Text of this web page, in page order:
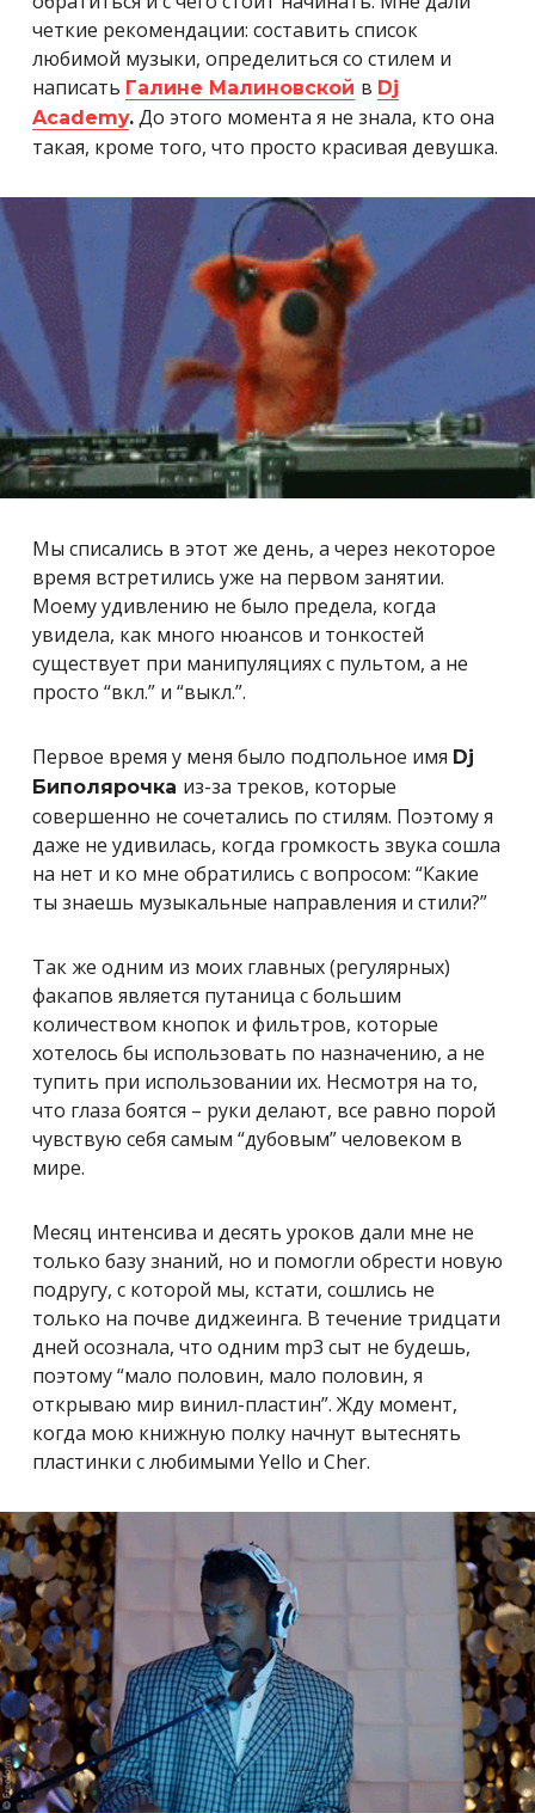
четкие рекомендации: составить список
любимой музыки, определиться со стилем и
написать Галине Малиновской в Dj
Academy. До этого момента я не знала, кто она
такая, кроме того, что просто красивая девушка.
Мы списались в этот же день, а через некоторое
время встретились уже на первом занятии.
Моему удивлению не было предела, когда
увидела, как много нюансов и тонкостей
существует при манипуляциях с пультом, а не
просто “вкл.” и “выкл.”.
Первое время у меня было подпольное имя Dj
Биполярочка из-за треков, которые
совершенно не сочетались по стилям. Поэтому я
даже не удивилась, когда громкость звука сошла
на нет и ко мне обратились с вопросом: “Какие
ты знаешь музыкальные направления и стили?”
Так же одним из моих главных (регулярных)
факапов является путаница с большим
количеством кнопок и фильтров, которые
хотелось бы использовать по назначению, а не
тупить при использовании их. Несмотря на то,
что глаза боятся – руки делают, все равно порой
чувствую себя самым “дубовым” человеком в
мире.
Месяц интенсива и десять уроков дали мне не
только базу знаний, но и помогли обрести новую
подругу, с которой мы, кстати, сошлись не
только на почве диджеинга. В течение тридцати
дней осознала, что одним mp3 сыт не будешь,
поэтому “мало половин, мало половин, я
открываю мир винил-пластин”. Жду момент,
когда мою книжную полку начнут вытеснять
пластинки с любимыми Yello и Cher.